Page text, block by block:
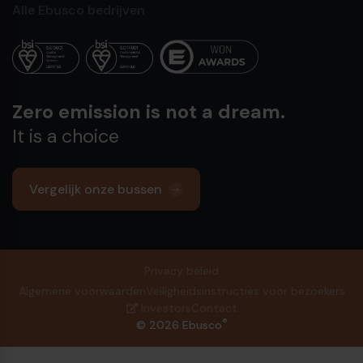
Zero emission is not a dream.
It is a choice
Vergelijk onze bussen
© 2026 Ebusco®